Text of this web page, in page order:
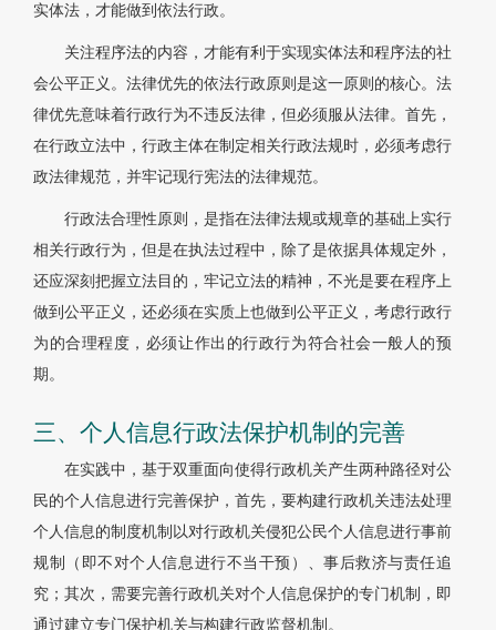
实体法，才能做到依法行政。
关注程序法的内容，才能有利于实现实体法和程序法的社
会公平正义。法律优先的依法行政原则是这一原则的核心。法
律优先意味着行政行为不违反法律，但必须服从法律。首先，
在行政立法中，行政主体在制定相关行政法规时，必须考虑行
政法律规范，并牢记现行宪法的法律规范。
行政法合理性原则，是指在法律法规或规章的基础上实行
相关行政行为，但是在执法过程中，除了是依据具体规定外，
还应深刻把握立法目的，牢记立法的精神，不光是要在程序上
做到公平正义，还必须在实质上也做到公平正义，考虑行政行
为的合理程度，必须让作出的行政行为符合社会一般人的预
期。
三、个人信息行政法保护机制的完善
在实践中，基于双重面向使得行政机关产生两种路径对公
民的个人信息进行完善保护，首先，要构建行政机关违法处理
个人信息的制度机制以对行政机关侵犯公民个人信息进行事前
规制（即不对个人信息进行不当干预）、事后救济与责任追
究；其次，需要完善行政机关对个人信息保护的专门机制，即
通过建立专门保护机关与构建行政监督机制。